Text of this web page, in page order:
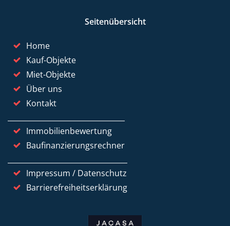
Seitenübersicht
Home
Kauf-Objekte
Miet-Objekte
Über uns
Kontakt
Immobilienbewertung
Baufinanzierungsrechner
Impressum / Datenschutz
Barrierefreiheitserklärung